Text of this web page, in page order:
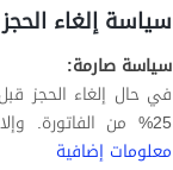
سياسة إلغاء الحجز
سياسة صارمة:
25% من الفاتورة. وإلا سيتم خصم أجرة الليلة الأولى بالإضافة إلى ما يصل إلى 60% من الليالي المتبقية.
معلومات إضافية